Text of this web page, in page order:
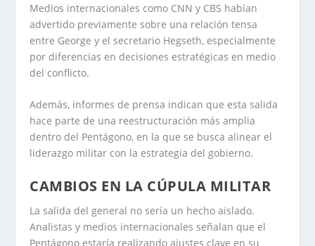
Medios internacionales como CNN y CBS habían
advertido previamente sobre una relación tensa
entre George y el secretario Hegseth, especialmente
por diferencias en decisiones estratégicas en medio
del conflicto.
Además, informes de prensa indican que esta salida
hace parte de una reestructuración más amplia
dentro del Pentágono, en la que se busca alinear el
liderazgo militar con la estrategia del gobierno.
CAMBIOS EN LA CÚPULA MILITAR
La salida del general no sería un hecho aislado.
Analistas y medios internacionales señalan que el
Pentágono estaría realizando ajustes clave en su